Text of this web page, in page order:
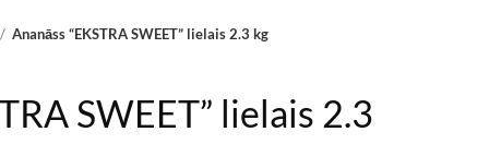
Ananāss “EKSTRA SWEET” lielais 2.3 kg
SWEET” lielais 2.3